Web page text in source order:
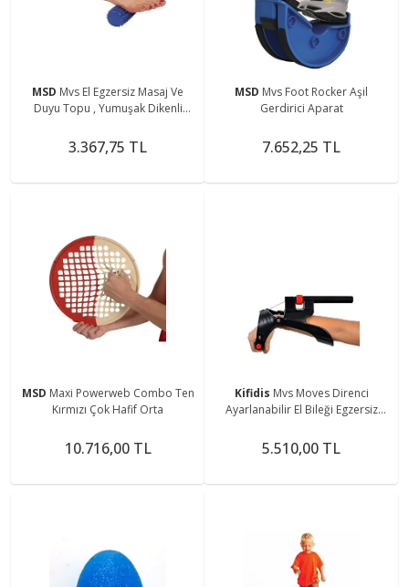
MSD Mvs El Egzersiz Masaj Ve
Duyu Topu , Yumuşak Dikenli
3.367,75 TL
MSD Mvs Foot Rocker Aşil
Gerdirici Aparat
7.652,25 TL
MSD Maxi Powerweb Combo Ten
Kırmızı Çok Hafif Orta
10.716,00 TL
Kifidis Mvs Moves Direnci
Ayarlanabilir El Bileği Egzersiz
5.510,00 TL